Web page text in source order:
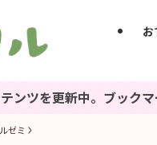
ックマークもしくは『
ゼミ